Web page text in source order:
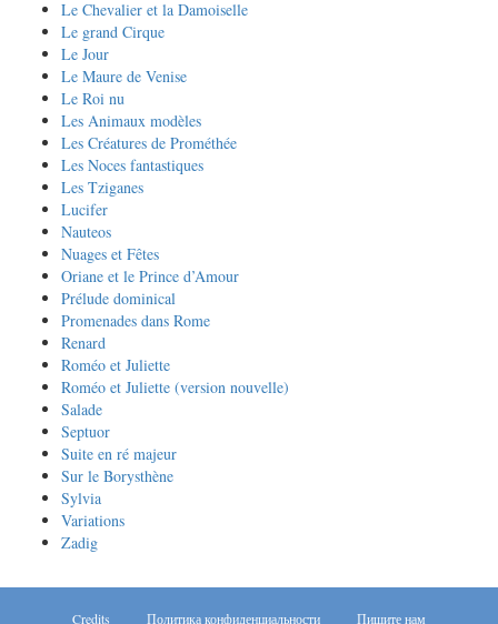
Le Chevalier et la Damoiselle
Le grand Cirque
Le Jour
Le Maure de Venise
Le Roi nu
Les Animaux modèles
Les Créatures de Prométhée
Les Noces fantastiques
Les Tziganes
Lucifer
Nauteos
Nuages et Fêtes
Oriane et le Prince d’Amour
Prélude dominical
Promenades dans Rome
Renard
Roméo et Juliette
Roméo et Juliette (version nouvelle)
Salade
Septuor
Suite en ré majeur
Sur le Borysthène
Sylvia
Variations
Zadig
Credits Политика конфиденциальности Пишите нам